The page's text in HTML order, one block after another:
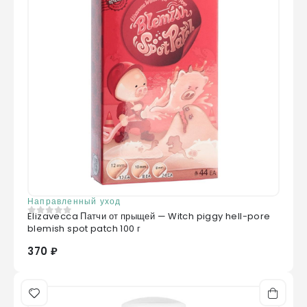
оставляет приятное чувство комфорта и
увлажнённости после нанесения.
Отправить отзыв
Направленный уход
0из 5
Elizavecca Патчи от прыщей — Witch piggy hell-pore
blemish spot patch 100 г
370 ₽